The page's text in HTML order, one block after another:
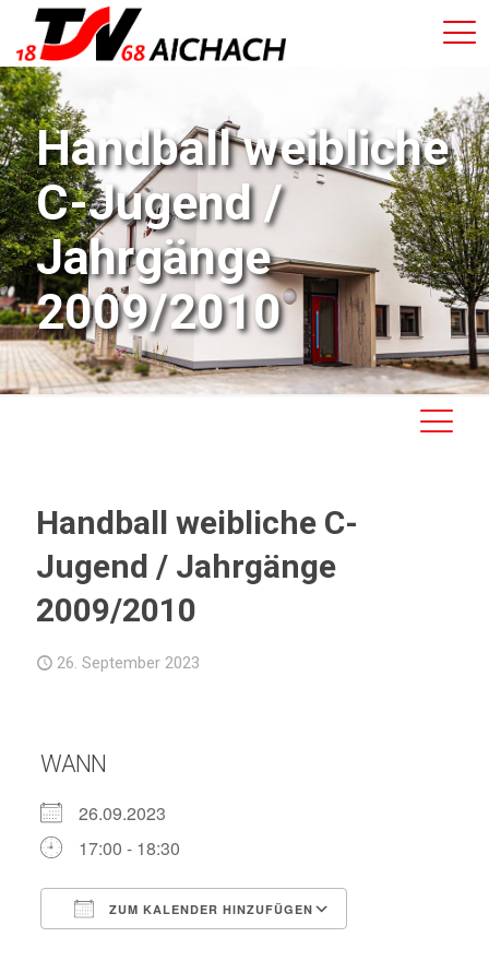
Handball weibliche
C-Jugend /
Jahrgänge
2009/2010
Handball weibliche C-
Jugend / Jahrgänge
2009/2010
26. September 2023
WANN
26.09.2023
17:00 - 18:30
ZUM KALENDER HINZUFÜGEN